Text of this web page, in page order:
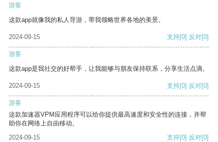
游客
这款app就像我的私人导游，带我领略世界各地的美景。
2024-09-15 支持[0] 反对[0]
游客
这款app是我社交的好帮手，让我能够与朋友保持联系，分享生活点滴。
2024-09-15 支持[0] 反对[0]
游客
这款加速器VPM应用程序可以给你提供最高速度和安全性的连接，并帮
助你在网络上自由移动。
2024-09-15
支持[0] 反对[0]